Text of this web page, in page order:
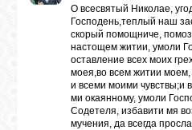
О всесвятый Николае,
Господень,теплый наш
скорый помощниче,
настощем житии, умоли
оставление всех моих
моея,во всем житии
и всеми моими чувствы;и
ми окаянному, умоли
Содетеля, избавити мя
мучения, да всегда